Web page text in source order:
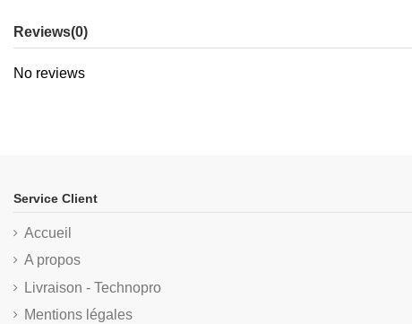
Reviews(0)
No reviews
Service Client
Accueil
A propos
Livraison - Technopro
Mentions légales